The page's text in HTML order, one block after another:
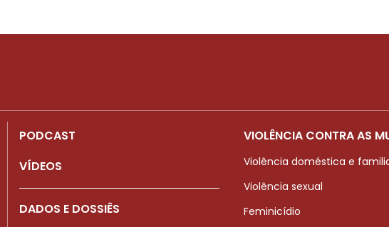
PODCAST
VÍDEOS
DADOS E DOSSIÊS
VIOLÊNCIA CONTRA AS
Violência doméstica e
Violência sexual
Feminicídio